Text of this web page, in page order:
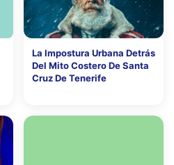
La Impostura Urbana Detrás
Del Mito Costero De Santa
Cruz De Tenerife